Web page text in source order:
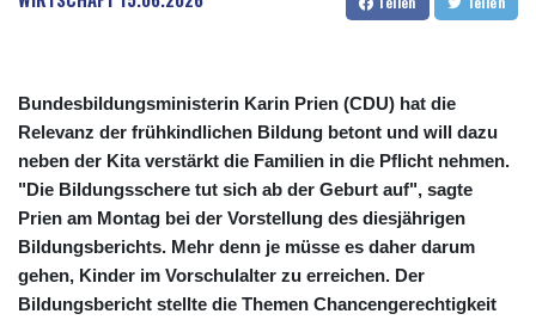
Bundesbildungsministerin Karin Prien (CDU) hat die
Relevanz der frühkindlichen Bildung betont und will dazu
neben der Kita verstärkt die Familien in die Pflicht nehmen.
"Die Bildungsschere tut sich ab der Geburt auf", sagte
Prien am Montag bei der Vorstellung des diesjährigen
Bildungsberichts. Mehr denn je müsse es daher darum
gehen, Kinder im Vorschulalter zu erreichen. Der
Bildungsbericht stellte die Themen Chancengerechtigkeit